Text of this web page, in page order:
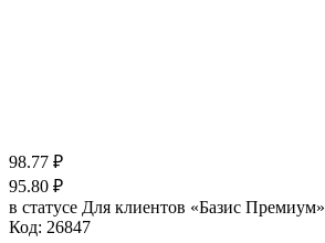
98.77 ₽
95.80 ₽
в статусе Для клиентов «Базис Премиум»
Код: 26847